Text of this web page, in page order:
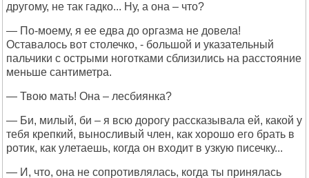
другому, не так гадко... Ну, а она – что?
— По-моему, я ее едва до оргазма не довела!
Оставалось вот столечко, - большой и указательный
пальчики с острыми ноготками сблизились на расстояние
меньше сантиметра.
— Твою мать! Она – лесбиянка?
— Би, милый, би – я всю дорогу рассказывала ей, какой у
тебя крепкий, выносливый член, как хорошо его брать в
ротик, как улетаешь, когда он входит в узкую писечку...
— И, что, она не сопротивлялась, когда ты принялась